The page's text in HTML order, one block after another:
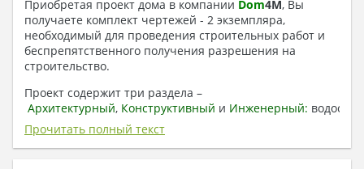
Приобретая проект дома в компании Dom4M, Вы
получаете комплект чертежей - 2 экземпляра,
необходимый для проведения строительных работ и
беспрепятственного получения разрешения на
строительство.
Проект содержит три раздела –
Архитектурный, Конструктивный и Инженерный:
отопление, вентиляция, канализация,
электроснабжение (приобретается за дополнительную
плату) + Пояснительная записка.
Прочитать полный текст